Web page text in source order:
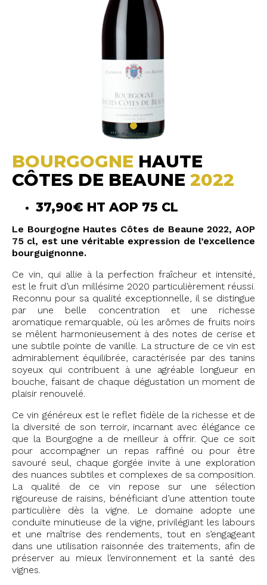
BOURGOGNE HAUTE
CÔTES DE BEAUNE 2022
37,90€ HT AOP 75 CL
Le Bourgogne Hautes Côtes de Beaune 2022, AOP
75 cl, est une véritable expression de l’excellence
bourguignonne.
Ce vin, qui allie à la perfection fraîcheur et intensité,
est le fruit d’un millésime 2020 particulièrement réussi.
Reconnu pour sa qualité exceptionnelle, il se distingue
par une belle concentration et une richesse
aromatique remarquable, où les arômes de fruits noirs
se mêlent harmonieusement à des notes de cerise et
une subtile pointe de vanille. La structure de ce vin est
admirablement équilibrée, caractérisée par des tanins
soyeux qui contribuent à une agréable longueur en
bouche, faisant de chaque dégustation un moment de
plaisir renouvelé.
Ce vin généreux est le reflet fidèle de la richesse et de
la diversité de son terroir, incarnant avec élégance ce
que la Bourgogne a de meilleur à offrir. Que ce soit
pour accompagner un repas raffiné ou pour être
savouré seul, chaque gorgée invite à une exploration
des nuances subtiles et complexes de sa composition.
La qualité de ce vin repose sur une sélection
rigoureuse de raisins, bénéficiant d’une attention toute
particulière dès la vigne. Le domaine adopte une
conduite minutieuse de la vigne, privilégiant les labours
et une maîtrise des rendements, tout en s’engageant
dans une utilisation raisonnée des traitements, afin de
préserver au mieux l’environnement et la santé des
vignes.